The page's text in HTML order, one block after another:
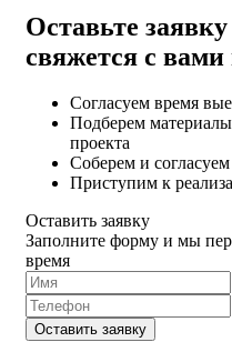
Оставьте
свяжется с вами
Согласуем время
Подберем материалы
проекта
Соберем и
Приступим к
Оставить заявку
Заполните форму и мы
время